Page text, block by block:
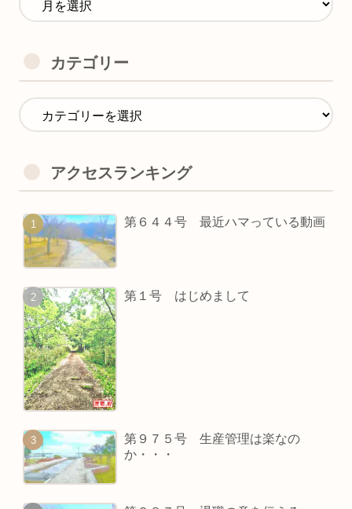
カテゴリー
アクセスランキング
第６４４号 最近ハマっている動画
第１号 はじめまして
第９７５号 生産管理は楽なの
か・・・